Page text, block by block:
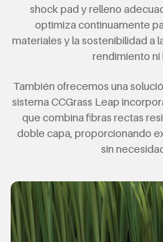
shock pad y relleno
optimiza continuamente
materiales y la sostenibilidad a
rendimiento ni
También ofrecemos una
sistema CCGrass Leap
que combina fibras rectas
doble capa, proporcionando
sin